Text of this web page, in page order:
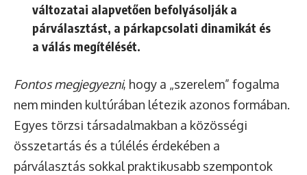
változatai alapvetően befolyásolják a
párválasztást, a párkapcsolati dinamikát és
a válás megítélését.
Fontos megjegyezni, hogy a „szerelem” fogalma
nem minden kultúrában létezik azonos formában.
Egyes törzsi társadalmakban a közösségi
összetartás és a túlélés érdekében a
párválasztás sokkal praktikusabb szempontok